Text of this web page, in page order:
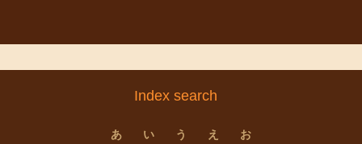
Index search
あ い う え お